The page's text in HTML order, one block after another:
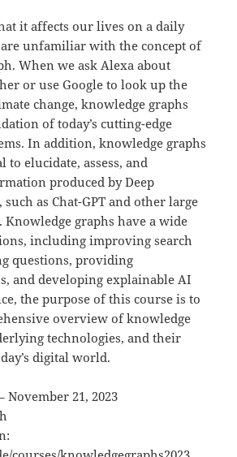
it affects our lives on a daily
are unfamiliar with the concept of
When we ask Alexa about
or use Google to look up the
change, knowledge graphs
of today’s cutting-edge
In addition, knowledge graphs
to elucidate, assess, and
produced by Deep
as Chat-GPT and other large
Knowledge graphs have a wide
including improving search
questions, providing
and developing explainable AI
the purpose of this course is to
overview of knowledge
technologies, and their
digital world.
November 21, 2023